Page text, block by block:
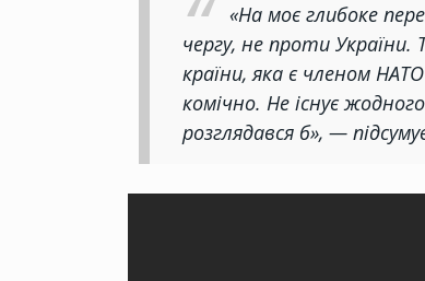
«На моє глибоке
чергу, не проти України.
країни, яка є членом
комічно. Не існує
розглядався б», —